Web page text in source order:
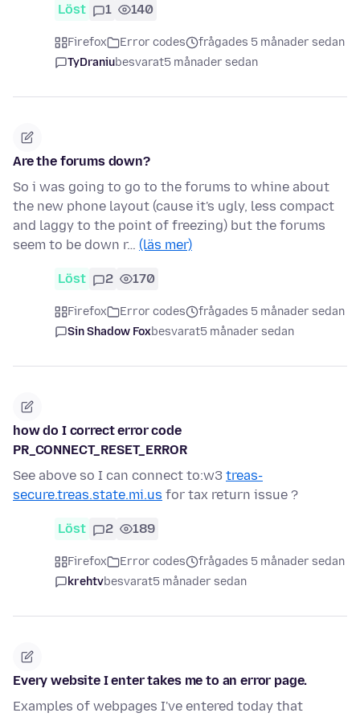
Löst 1 140
Firefox Error codes
frågades 5 månader sedan
TyDraniubesvarat5 månader sedan
Are the forums down?
So i was going to go to the forums to whine about
the new phone layout (cause it's ugly, less compact
and laggy to the point of freezing) but the forums
seem to be down r… (läs mer)
Löst 2 170
Firefox Error codes
frågades 5 månader sedan
Sin Shadow Foxbesvarat5 månader sedan
how do I correct error code
PR_CONNECT_RESET_ERROR
See above so I can connect to:w3 treas-
secure.treas.state.mi.us for tax return issue ?
Löst 2 189
Firefox Error codes
frågades 5 månader sedan
krehtvbesvarat5 månader sedan
Every website I enter takes me to an error page.
Examples of webpages I've entered today that